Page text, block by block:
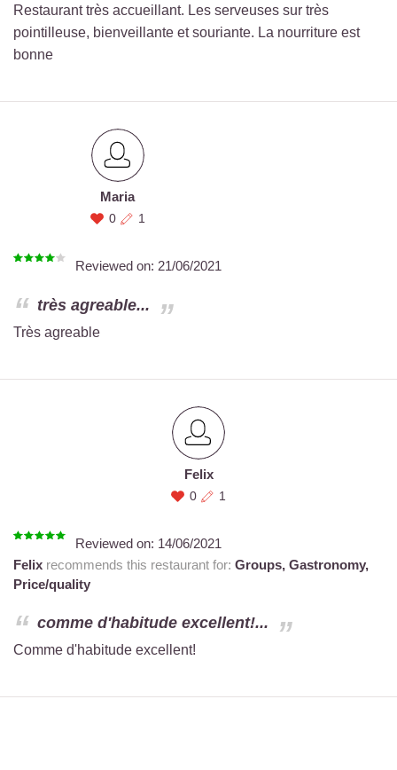
Restaurant très accueillant. Les serveuses sur très
pointilleuse, bienveillante et souriante. La nourriture est
bonne
Maria
0 1
Reviewed on: 21/06/2021
très agreable...
Très agreable
Felix
0 1
Reviewed on: 14/06/2021
Felix recommends this restaurant for: Groups, Gastronomy,
Price/quality
comme d'habitude excellent!...
Comme d'habitude excellent!